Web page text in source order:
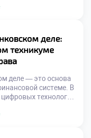
важна в периоды
— это не только
деле:
техникуме
деле — это основа
системе. В
технологий
знаниями,